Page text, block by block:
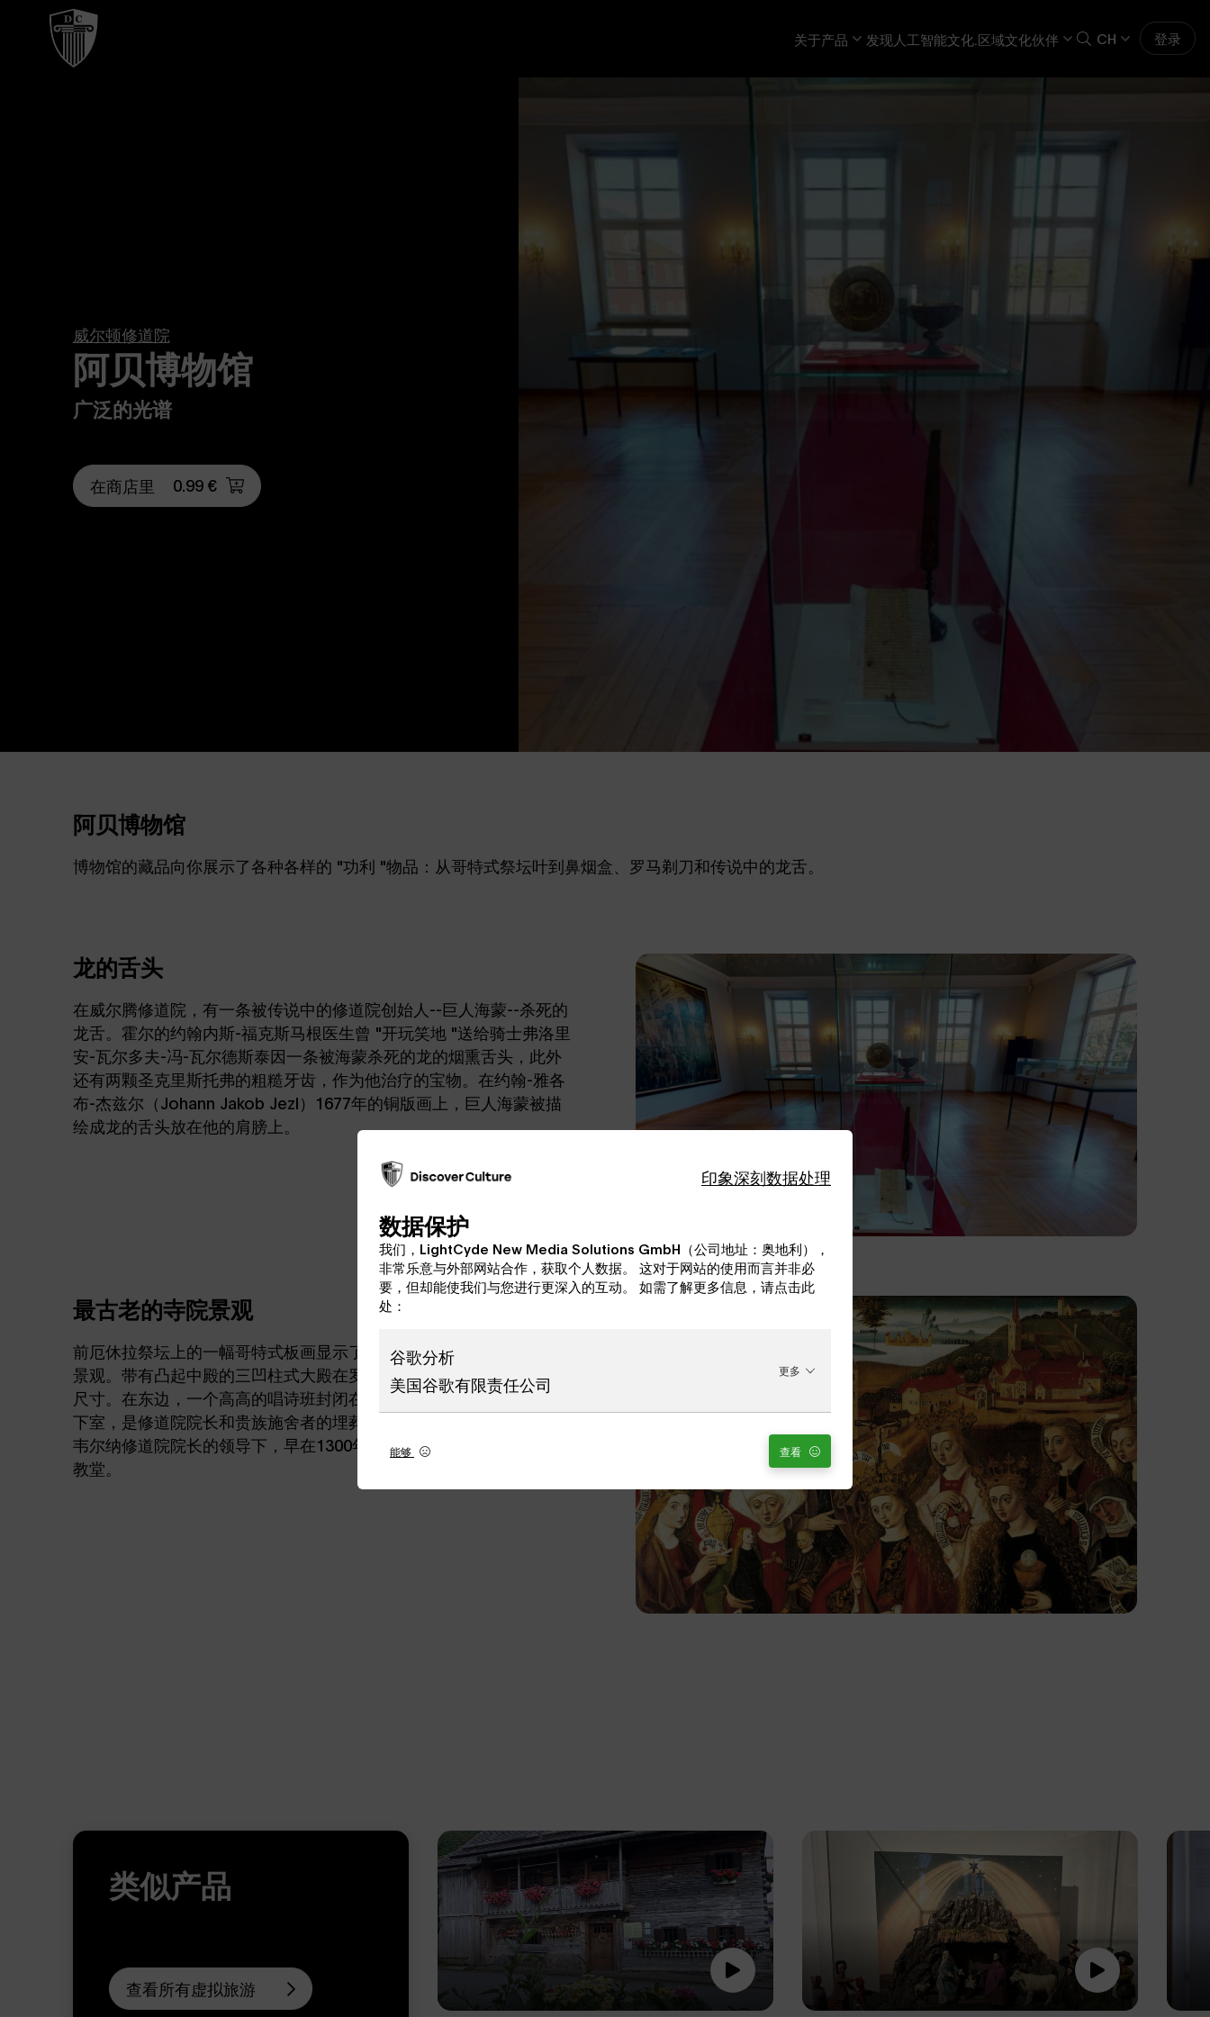
关于产品 发现人工智能文化.区域文化伙伴 CH 登录
威尔顿修道院
阿贝博物馆
广泛的光谱
在商店里 0.99 €
阿贝博物馆
博物馆的藏品向你展示了各种各样的 "功利 "物品：从哥特式祭坛叶到鼻烟盒、罗马剃刀和传说中的龙舌。
龙的舌头
在威尔腾修道院，有一条被传说中的修道院创始人--巨人海蒙--杀死的
龙舌。霍尔的约翰内斯-福克斯马根医生曾 "开玩笑地 "送给骑士弗洛里
安-瓦尔多夫-冯-瓦尔德斯泰因一条被海蒙杀死的龙的烟熏舌头，此外
还有两颗圣克里斯托弗的粗糙牙齿，作为他治疗的宝物。在约翰-雅各
布-杰兹尔（Johann Jakob Jezl）1677年的铜版画上，巨人海蒙被描
绘成龙的舌头放在他的肩膀上。
最古老的寺院景观
前厄休拉祭坛上的一幅哥特式板画显示了教堂和修道院的中世纪晚期
景观。带有凸起中殿的三凹柱式大殿在罗马时代可能已经有了同样的
尺寸。在东边，一个高高的唱诗班封闭在三个拱门里，下面是一个地
下室，是修道院院长和贵族施舍者的埋葬地。在被尊称为受祝福者的
韦尔纳修道院院长的领导下，早在1300年就以早期哥特式风格重建了
教堂。
类似产品
查看所有虚拟旅游
印象深刻数据处理
数据保护
我们，LightCyde New Media Solutions GmbH（公司地址：奥地利），
非常乐意与外部网站合作，获取个人数据。 这对于网站的使用而言并非必
要，但却能使我们与您进行更深入的互动。 如需了解更多信息，请点击此
处：
谷歌分析
美国谷歌有限责任公司
更多
能够 查看